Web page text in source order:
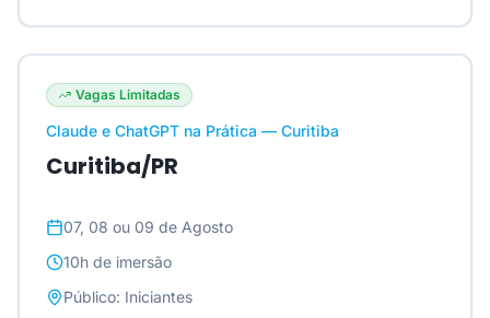
Vagas Limitadas
Claude e ChatGPT na Prática — Curitiba
Curitiba/PR
07, 08 ou 09 de Agosto
10h de imersão
Público: Iniciantes